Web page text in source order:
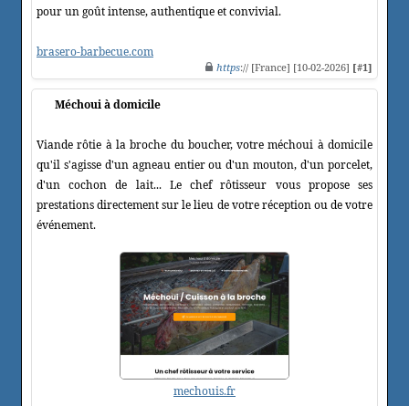
pour un goût intense, authentique et convivial.
brasero-barbecue.com
https:// [France] [10-02-2026] [#1]
Méchoui à domicile
Viande rôtie à la broche du boucher, votre méchoui à domicile
qu'il s'agisse d'un agneau entier ou d'un mouton, d'un porcelet,
d'un cochon de lait... Le chef rôtisseur vous propose ses
prestations directement sur le lieu de votre réception ou de votre
événement.
mechouis.fr